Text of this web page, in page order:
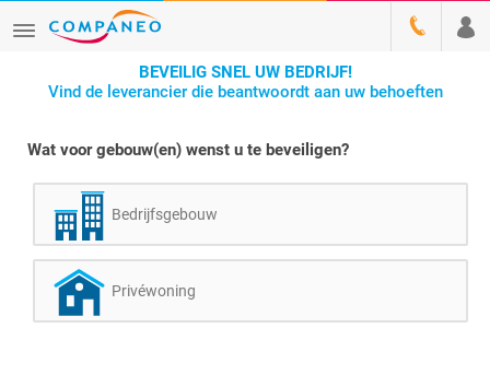
BEVEILIG SNEL UW BEDRIJF!
Vind de leverancier die beantwoordt aan uw behoeften
Wat voor gebouw(en) wenst u te beveiligen?
Bedrijfsgebouw
Privéwoning